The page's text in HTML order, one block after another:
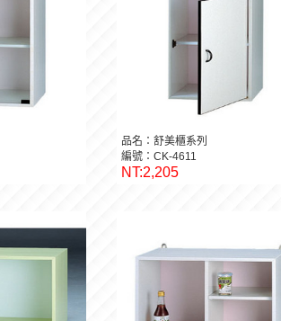
品名：舒美櫃系列
編號：CK-4611
NT:2,205